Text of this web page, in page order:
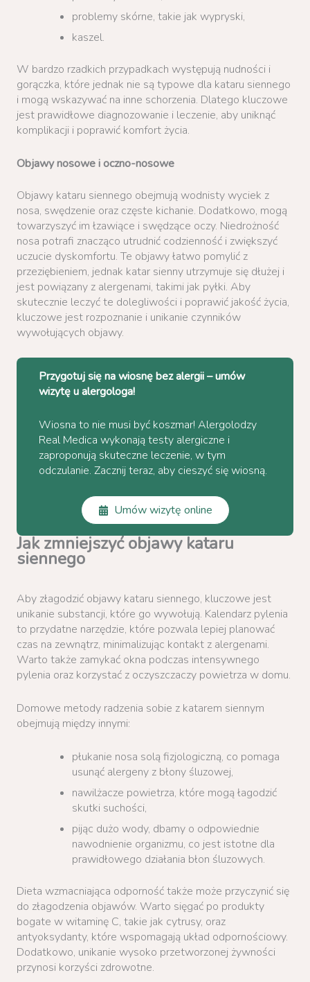
problemy skórne, takie jak wypryski,
kaszel.
W bardzo rzadkich przypadkach występują nudności i
gorączka, które jednak nie są typowe dla kataru siennego
i mogą wskazywać na inne schorzenia. Dlatego kluczowe
jest prawidłowe diagnozowanie i leczenie, aby uniknąć
komplikacji i poprawić komfort życia.
Objawy nosowe i oczno-nosowe
Objawy kataru siennego obejmują wodnisty wyciek z
nosa, swędzenie oraz częste kichanie. Dodatkowo, mogą
towarzyszyć im łzawiące i swędzące oczy. Niedrożność
nosa potrafi znacząco utrudnić codzienność i zwiększyć
uczucie dyskomfortu. Te objawy łatwo pomylić z
przeziębieniem, jednak katar sienny utrzymuje się dłużej i
jest powiązany z alergenami, takimi jak pyłki. Aby
skutecznie leczyć te dolegliwości i poprawić jakość życia,
kluczowe jest rozpoznanie i unikanie czynników
wywołujących objawy.
Przygotuj się na wiosnę bez alergii – umów
wizytę u alergologa!
Wiosna to nie musi być koszmar! Alergolodzy
Real Medica wykonają testy alergiczne i
zaproponują skuteczne leczenie, w tym
odczulanie. Zacznij teraz, aby cieszyć się wiosną.
Umów wizytę online
Jak zmniejszyć objawy kataru
siennego
Aby złagodzić objawy kataru siennego, kluczowe jest
unikanie substancji, które go wywołują. Kalendarz pylenia
to przydatne narzędzie, które pozwala lepiej planować
czas na zewnątrz, minimalizując kontakt z alergenami.
Warto także zamykać okna podczas intensywnego
pylenia oraz korzystać z oczyszczaczy powietrza w domu.
Domowe metody radzenia sobie z katarem siennym
obejmują między innymi:
płukanie nosa solą fizjologiczną, co pomaga
usunąć alergeny z błony śluzowej,
nawilżacze powietrza, które mogą łagodzić
skutki suchości,
pijąc dużo wody, dbamy o odpowiednie
nawodnienie organizmu, co jest istotne dla
prawidłowego działania błon śluzowych.
Dieta wzmacniająca odporność także może przyczynić się
do złagodzenia objawów. Warto sięgać po produkty
bogate w witaminę C, takie jak cytrusy, oraz
antyoksydanty, które wspomagają układ odpornościowy.
Dodatkowo, unikanie wysoko przetworzonej żywności
przynosi korzyści zdrowotne.